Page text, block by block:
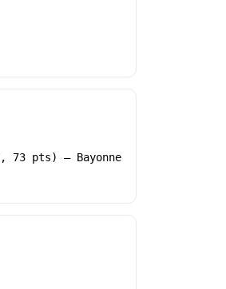
73 pts) – Bayonne